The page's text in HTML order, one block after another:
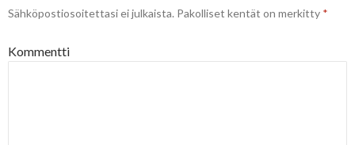
Sähköpostiosoitettasi ei julkaista. Pakolliset kentät on merkitty *
Kommentti